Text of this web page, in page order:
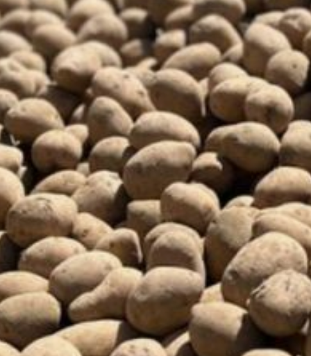
роста цен на него как в
Хабаровском крае, так
и в целом по стране.
Традиционно доля
импортного картофеля
на рынке возрастает
в последние месяцы
весны. Кроме того,
на цены повлияло более
быстрое сокращение
запасов местного
картофеля по сравнению
с прошлым годом из-за
низкого урожая в 2023
году, — отметила
заместитель
управляющего
Отделением Банка
России по Хабаровскому
краю Наталья Вьюгина.
Спрос на внутренние
авиарейсы увеличился
в том числе из-за
повышения интереса
россиян к путешествиям
по стране. В результате
цены на авиабилеты